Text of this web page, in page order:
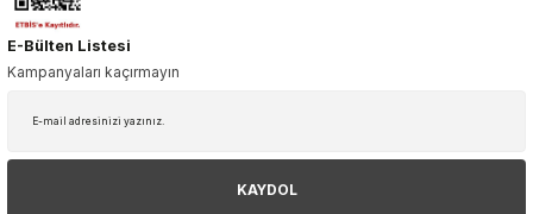
E-Bülten Listesi
Kampanyaları kaçırmayın
KAYDOL